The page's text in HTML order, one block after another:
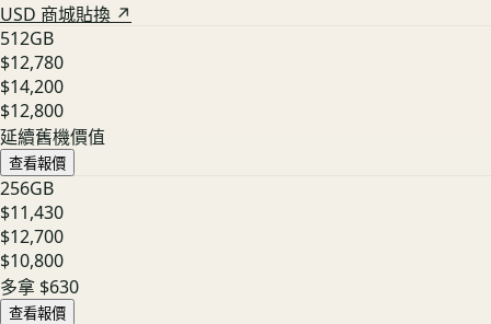
USD 商城貼換 ↗
512GB
$12,780
$14,200
$12,800
延續舊機價值
查看報價
256GB
$11,430
$12,700
$10,800
多拿 $630
查看報價